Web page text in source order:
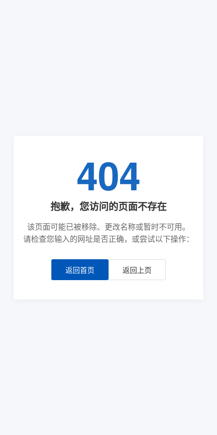
404
抱歉，您访问的页面不存在
该页面可能已被移除、更改名称或暂时不可用。
请检查您输入的网址是否正确，或尝试以下操作：
返回首页 返回上页